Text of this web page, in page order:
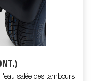
salée des tambours